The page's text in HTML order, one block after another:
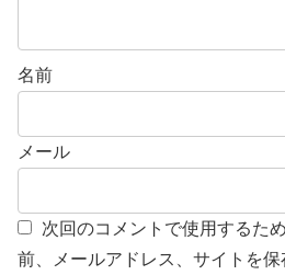
名前
メール
次回のコメントで使用するた
前、メールアドレス、サイトを保